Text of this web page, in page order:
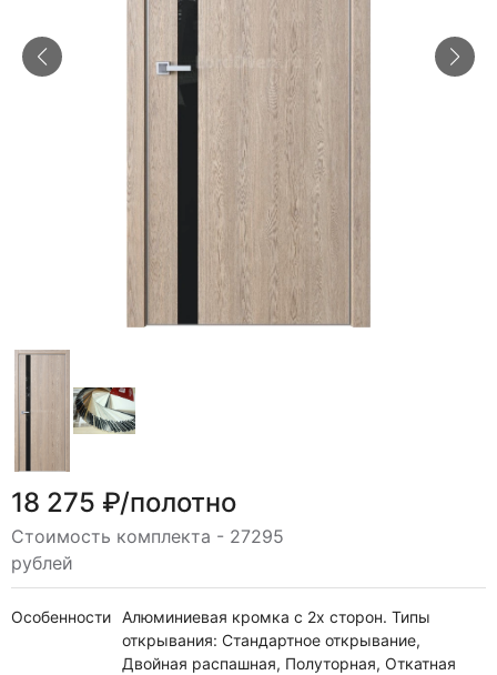
18 275 ₽/полотно
Стоимость комплекта - 27295
рублей
Особенности Алюминиевая кромка с 2х сторон. Типы
открывания: Стандартное открывание,
Двойная распашная, Полуторная, Откатная